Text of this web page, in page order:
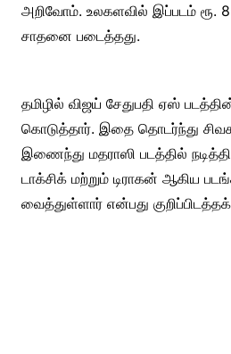
அறிவோம். உலகளவில் இப்படம் ரூ.
சாதனை படைத்தது.
தமிழில் விஜய் சேதுபதி ஏஸ்
கொடுத்தார். இதை தொடர்ந்து
இணைந்து மதராஸி படத்தில்
டாக்சிக் மற்றும் டிராகன் ஆகிய
வைத்துள்ளார் என்பது